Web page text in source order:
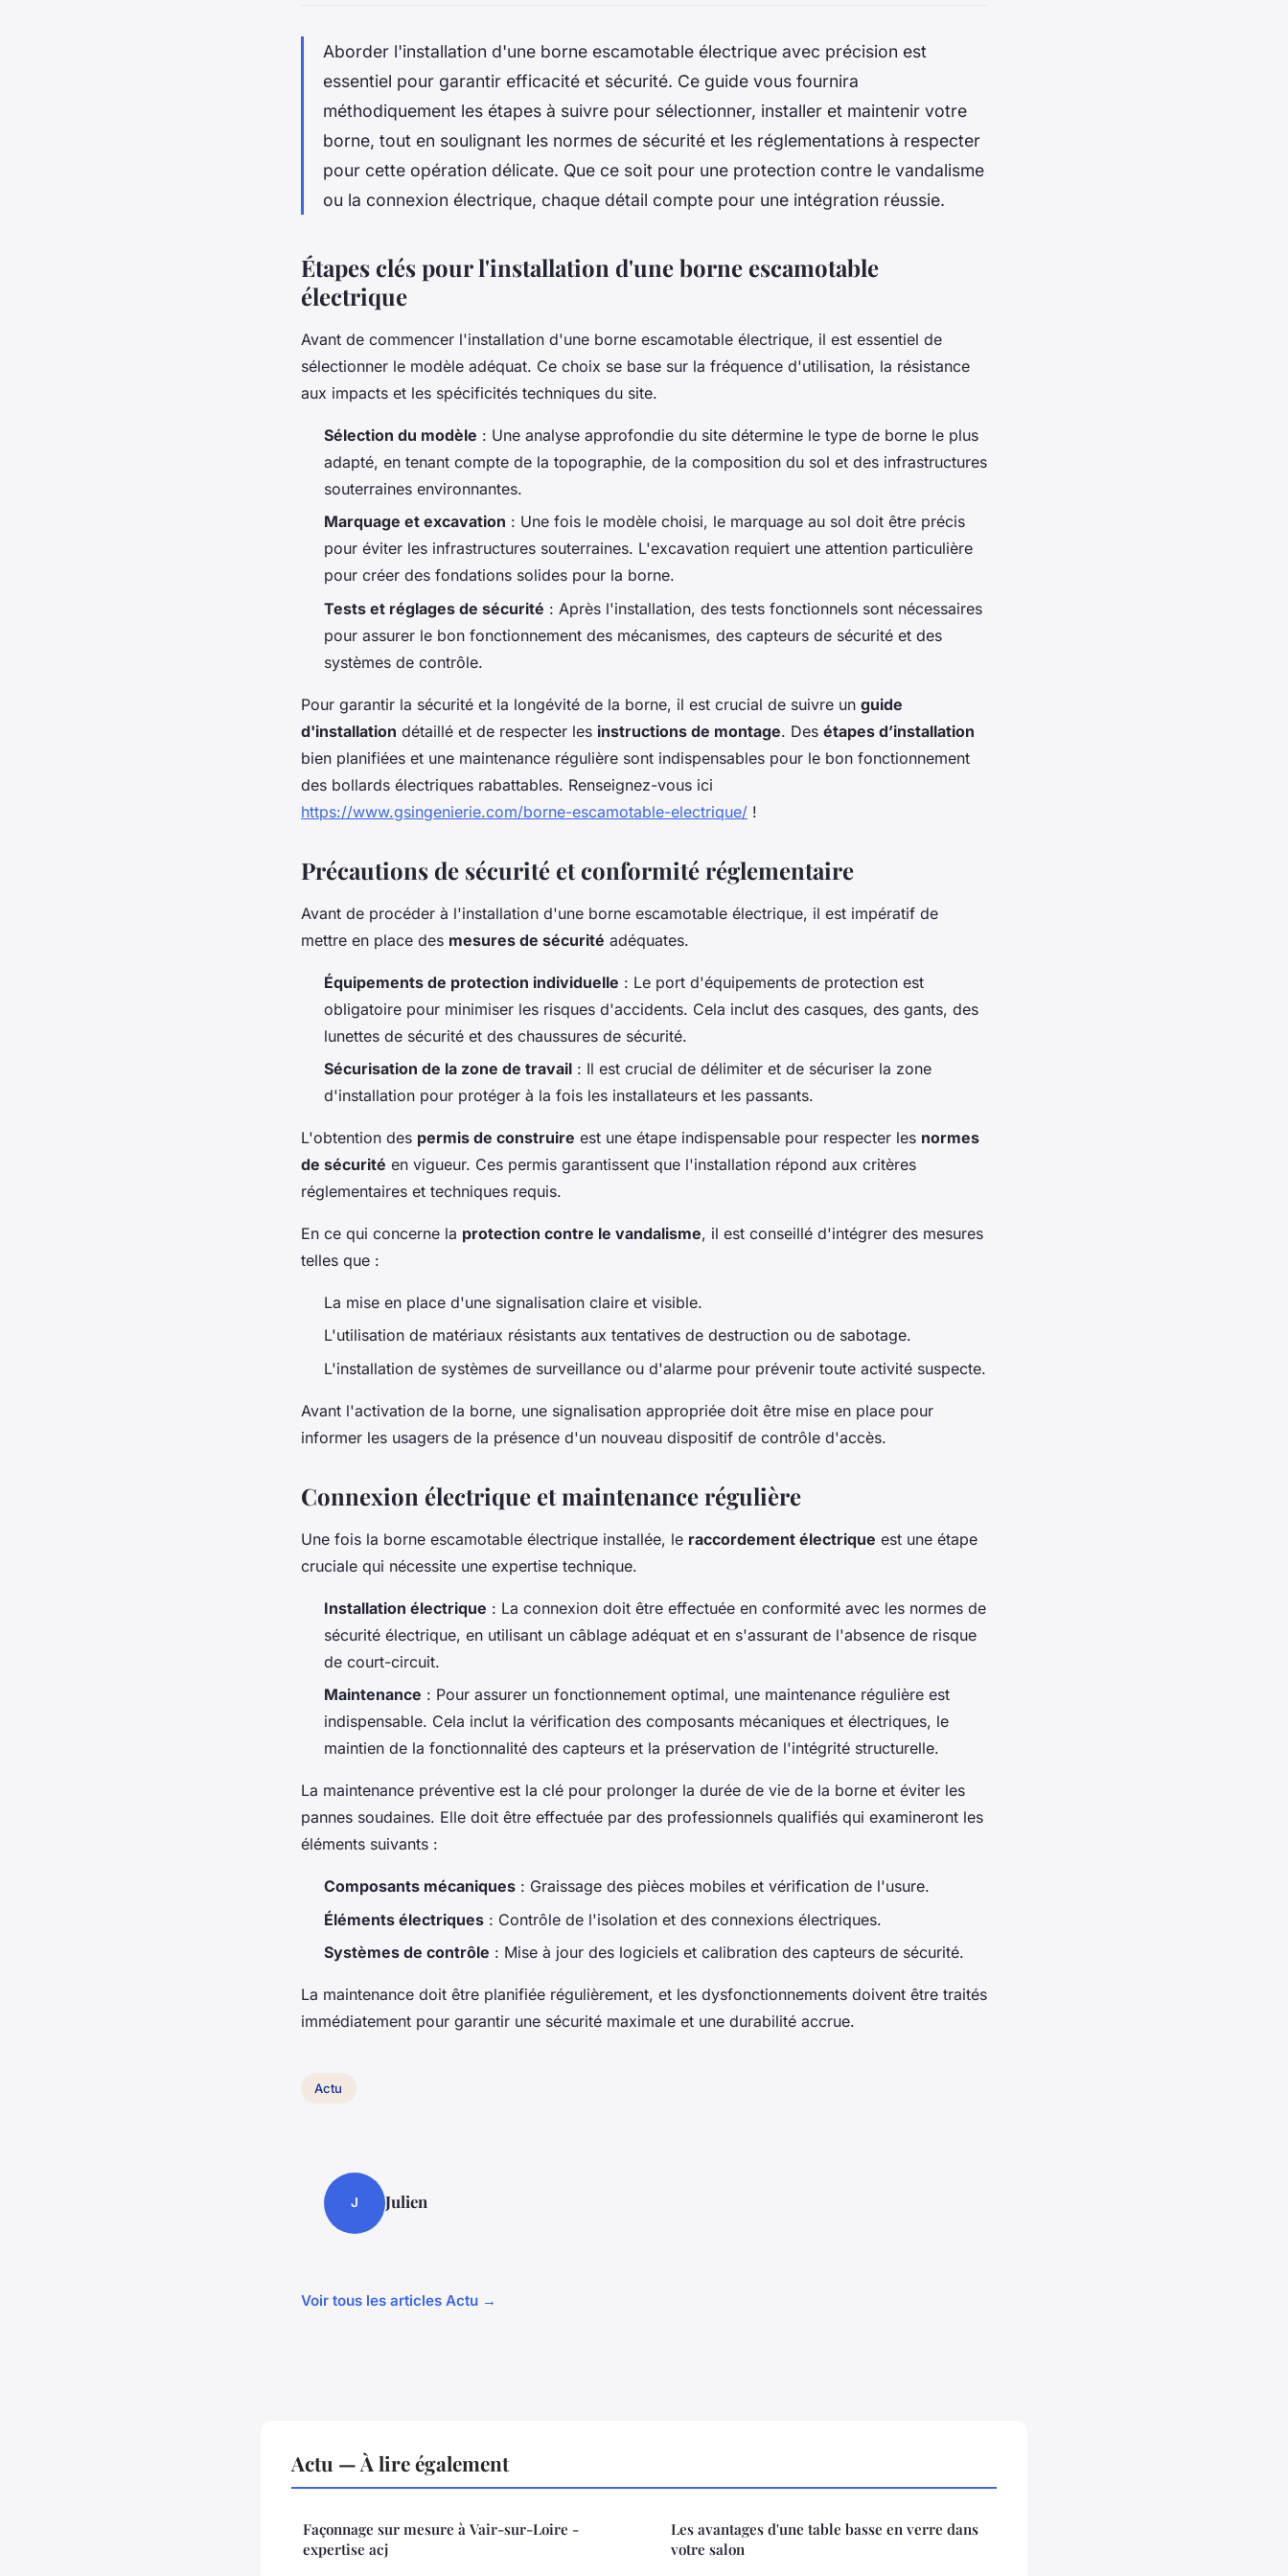
Aborder l'installation d'une borne escamotable électrique avec précision est
essentiel pour garantir efficacité et sécurité. Ce guide vous fournira
méthodiquement les étapes à suivre pour sélectionner, installer et maintenir votre
borne, tout en soulignant les normes de sécurité et les réglementations à respecter
pour cette opération délicate. Que ce soit pour une protection contre le vandalisme
ou la connexion électrique, chaque détail compte pour une intégration réussie.
Étapes clés pour l'installation d'une borne escamotable
électrique
Avant de commencer l'installation d'une borne escamotable électrique, il est essentiel de
sélectionner le modèle adéquat. Ce choix se base sur la fréquence d'utilisation, la résistance
aux impacts et les spécificités techniques du site.
Sélection du modèle : Une analyse approfondie du site détermine le type de borne le plus
adapté, en tenant compte de la topographie, de la composition du sol et des infrastructures
souterraines environnantes.
Marquage et excavation : Une fois le modèle choisi, le marquage au sol doit être précis
pour éviter les infrastructures souterraines. L'excavation requiert une attention particulière
pour créer des fondations solides pour la borne.
Tests et réglages de sécurité : Après l'installation, des tests fonctionnels sont nécessaires
pour assurer le bon fonctionnement des mécanismes, des capteurs de sécurité et des
systèmes de contrôle.
Pour garantir la sécurité et la longévité de la borne, il est crucial de suivre un guide
d'installation détaillé et de respecter les instructions de montage. Des étapes d’installation
bien planifiées et une maintenance régulière sont indispensables pour le bon fonctionnement
des bollards électriques rabattables. Renseignez-vous ici
https://www.gsingenierie.com/borne-escamotable-electrique/ !
Précautions de sécurité et conformité réglementaire
Avant de procéder à l'installation d'une borne escamotable électrique, il est impératif de
mettre en place des mesures de sécurité adéquates.
Équipements de protection individuelle : Le port d'équipements de protection est
obligatoire pour minimiser les risques d'accidents. Cela inclut des casques, des gants, des
lunettes de sécurité et des chaussures de sécurité.
Sécurisation de la zone de travail : Il est crucial de délimiter et de sécuriser la zone
d'installation pour protéger à la fois les installateurs et les passants.
L'obtention des permis de construire est une étape indispensable pour respecter les normes
de sécurité en vigueur. Ces permis garantissent que l'installation répond aux critères
réglementaires et techniques requis.
En ce qui concerne la protection contre le vandalisme, il est conseillé d'intégrer des mesures
telles que :
La mise en place d'une signalisation claire et visible.
L'utilisation de matériaux résistants aux tentatives de destruction ou de sabotage.
L'installation de systèmes de surveillance ou d'alarme pour prévenir toute activité suspecte.
Avant l'activation de la borne, une signalisation appropriée doit être mise en place pour
informer les usagers de la présence d'un nouveau dispositif de contrôle d'accès.
Connexion électrique et maintenance régulière
Une fois la borne escamotable électrique installée, le raccordement électrique est une étape
cruciale qui nécessite une expertise technique.
Installation électrique : La connexion doit être effectuée en conformité avec les normes de
sécurité électrique, en utilisant un câblage adéquat et en s'assurant de l'absence de risque
de court-circuit.
Maintenance : Pour assurer un fonctionnement optimal, une maintenance régulière est
indispensable. Cela inclut la vérification des composants mécaniques et électriques, le
maintien de la fonctionnalité des capteurs et la préservation de l'intégrité structurelle.
La maintenance préventive est la clé pour prolonger la durée de vie de la borne et éviter les
pannes soudaines. Elle doit être effectuée par des professionnels qualifiés qui examineront les
éléments suivants :
Composants mécaniques : Graissage des pièces mobiles et vérification de l'usure.
Éléments électriques : Contrôle de l'isolation et des connexions électriques.
Systèmes de contrôle : Mise à jour des logiciels et calibration des capteurs de sécurité.
La maintenance doit être planifiée régulièrement, et les dysfonctionnements doivent être traités
immédiatement pour garantir une sécurité maximale et une durabilité accrue.
Actu
J Julien
Voir tous les articles Actu →
Actu — À lire également
Façonnage sur mesure à Vair-sur-Loire -
expertise acj
Les avantages d'une table basse en verre dans
votre salon